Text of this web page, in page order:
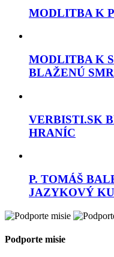
MODLITBA K
MODLITBA K
BLAŽENÚ
VERBISTI.SK
HRANÍC
P. TOMÁŠ
JAZYKOVÝ
Podporte misie